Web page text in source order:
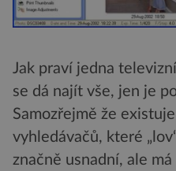
Jak praví jedna
se dá najít vše, jen je
Samozřejmě že
vyhledávačů, které
značně usnadní, ale